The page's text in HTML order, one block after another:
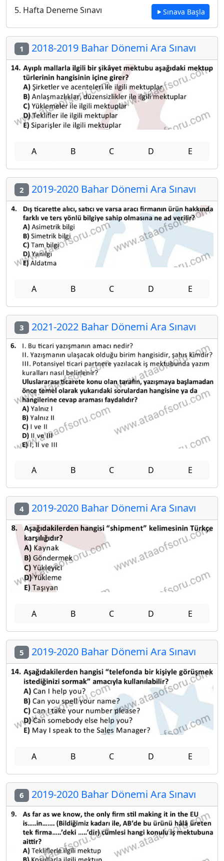
5. Hafta Deneme Sınavı Sınava Başla
1 2018-2019 Bahar Dönemi Ara Sınavı
A B C D E
2 2019-2020 Bahar Dönemi Ara Sınavı
A B C D E
3 2021-2022 Bahar Dönemi Ara Sınavı
A B C D E
4 2019-2020 Bahar Dönemi Ara Sınavı
A B C D E
5 2019-2020 Bahar Dönemi Ara Sınavı
A B C D E
6 2019-2020 Bahar Dönemi Ara Sınavı